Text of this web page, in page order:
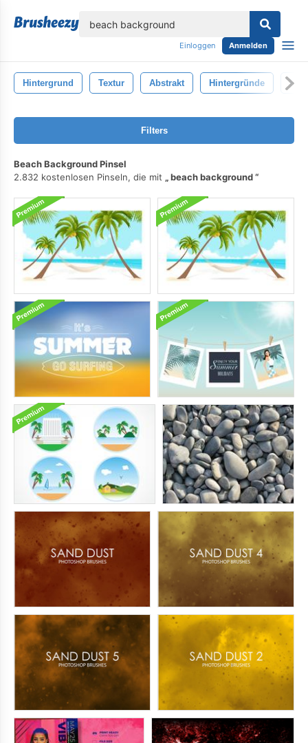
Einloggen Anmelden
Hintergrund Textur Abstrakt Hintergründe
Filters
Beach Background Pinsel
2.832 kostenlosen Pinseln, die mit
beach background